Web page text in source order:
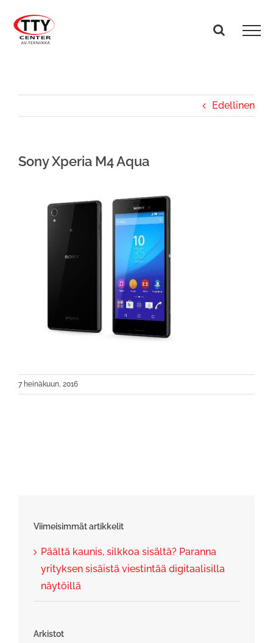
content
Edellinen
Sony Xperia M4 Aqua
7 heinäkuun, 2016
Viimeisimmät artikkelit
Päältä kaunis, silkkoa sisältä? Paranna
yrityksen sisäistä viestintää digitaalisilla
näytöillä
Arkistot